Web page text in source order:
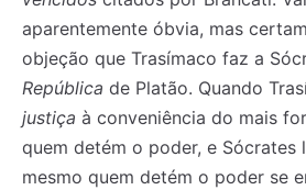
aparentemente óbvia, mas
objeção que Trasímaco faz a
República de Platão. Quando
justiça à conveniência do mais
quem detém o poder, e Sócrates
mesmo quem detém o poder se